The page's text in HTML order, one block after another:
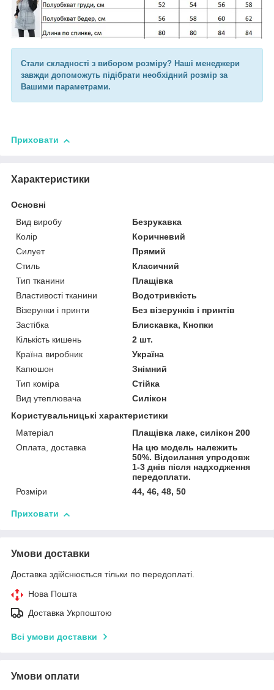
Стали складності з вибором розміру? Наші менеджери
завжди допоможуть підібрати необхідний розмір за
Вашими параметрами.
Приховати
Характеристики
Основні
Вид виробу
Безрукавка
Колір
Коричневий
Силует
Прямий
Стиль
Класичний
Тип тканини
Плащівка
Властивості тканини
Водотривкість
Візерунки і принти
Без візерунків і принтів
Застібка
Блискавка, Кнопки
Кількість кишень
2 шт.
Країна виробник
Україна
Капюшон
Знімний
Тип коміра
Стійка
Вид утеплювача
Силікон
Користувальницькі характеристики
Матеріал
Плащівка лаке, силікон 200
Оплата, доставка
На цю модель належить
50%. Відсилання упродовж
1-3 днів після надходження
передоплати.
Розміри
44, 46, 48, 50
Приховати
Умови доставки
Доставка здійснюється тільки по передоплаті.
Нова Пошта
Доставка Укрпоштою
Всі умови доставки
Умови оплати